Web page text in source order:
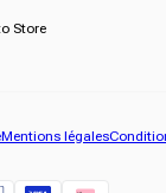
Store
Mentions légales